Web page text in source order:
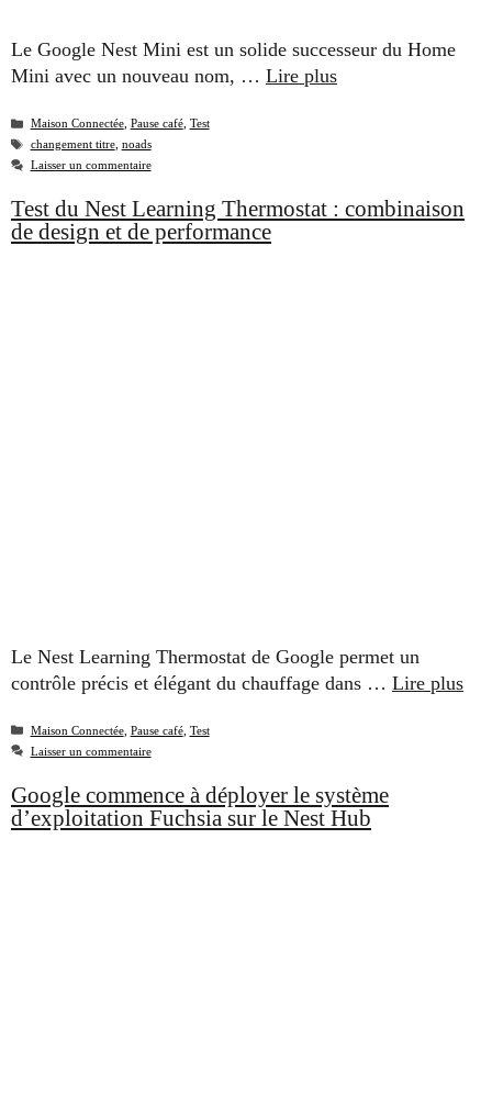
Le Google Nest Mini est un solide successeur du Home
Mini avec un nouveau nom, … Lire plus
Catégories
Maison Connectée, Pause café, Test
Étiquettes
changement titre, noads
Laisser un commentaire
Test du Nest Learning Thermostat : combinaison
de design et de performance
Le Nest Learning Thermostat de Google permet un
contrôle précis et élégant du chauffage dans … Lire plus
Catégories
Maison Connectée, Pause café, Test
Laisser un commentaire
Google commence à déployer le système
d’exploitation Fuchsia sur le Nest Hub